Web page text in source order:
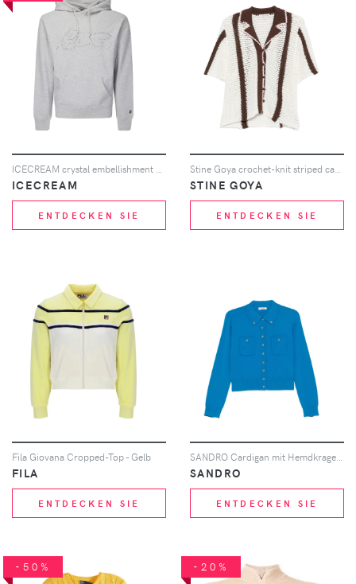
ICECREAM
ENTDECKEN SIE
STINE GOYA
ENTDECKEN SIE
Fila Giovana Cropped-Top - Gelb
FILA
ENTDECKEN SIE
SANDRO Cardigan mit Hemdkragen - Blau
SANDRO
ENTDECKEN SIE
-50% -20%